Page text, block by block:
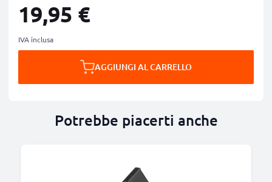
19,95 €
IVA inclusa
AGGIUNGI AL CARRELLO
Potrebbe piacerti anche